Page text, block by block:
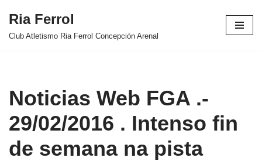
Saltar
Ria Ferrol
Club Atletismo Ria Ferrol Concepción Arenal
Noticias Web FGA .-
29/02/2016 . Intenso fin
de semana na pista